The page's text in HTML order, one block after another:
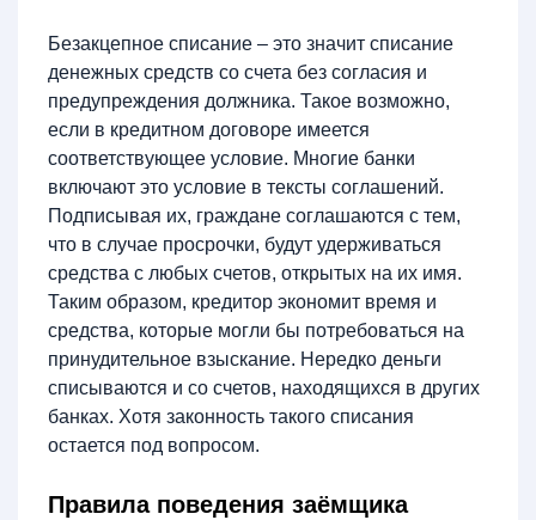
Безакцепное списание – это значит списание
денежных средств со счета без согласия и
предупреждения должника. Такое возможно,
если в кредитном договоре имеется
соответствующее условие. Многие банки
включают это условие в тексты соглашений.
Подписывая их, граждане соглашаются с тем,
что в случае просрочки, будут удерживаться
средства с любых счетов, открытых на их имя.
Таким образом, кредитор экономит время и
средства, которые могли бы потребоваться на
принудительное взыскание. Нередко деньги
списываются и со счетов, находящихся в других
банках. Хотя законность такого списания
остается под вопросом.
Правила поведения заёмщика